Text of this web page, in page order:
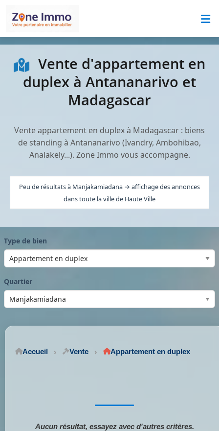
Vente d'appartement en
duplex à Antananarivo et
Madagascar
Vente appartement en duplex à Madagascar : biens
de standing à Antananarivo (Ivandry, Ambohibao,
Analakely...). Zone Immo vous accompagne.
Peu de résultats à Manjakamiadana → affichage des annonces
dans toute la ville de Haute Ville
Type de bien
Quartier
Accueil Vente Appartement en duplex
Aucun résultat, essayez avec d'autres critères.